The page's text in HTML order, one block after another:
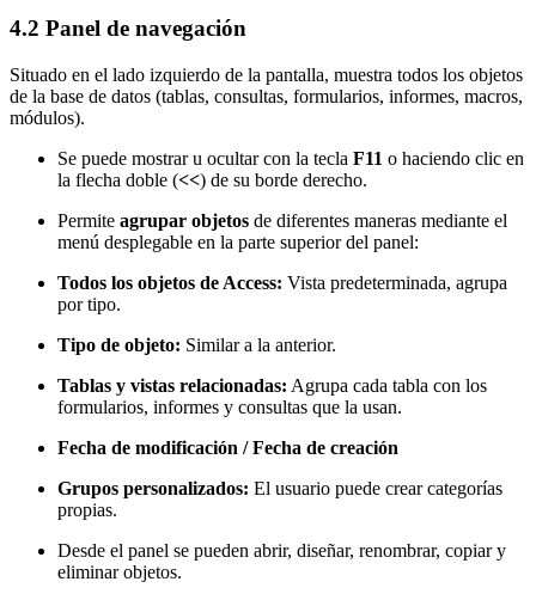
4.2 Panel de navegación
Situado en el lado izquierdo de la pantalla, muestra todos los objetos
de la base de datos (tablas, consultas, formularios, informes, macros,
módulos).
Se puede mostrar u ocultar con la tecla F11 o haciendo clic en
la flecha doble (<<) de su borde derecho.
Permite agrupar objetos de diferentes maneras mediante el
menú desplegable en la parte superior del panel:
Todos los objetos de Access: Vista predeterminada, agrupa
por tipo.
Tipo de objeto: Similar a la anterior.
Tablas y vistas relacionadas: Agrupa cada tabla con los
formularios, informes y consultas que la usan.
Fecha de modificación / Fecha de creación
Grupos personalizados: El usuario puede crear categorías
propias.
Desde el panel se pueden abrir, diseñar, renombrar, copiar y
eliminar objetos.